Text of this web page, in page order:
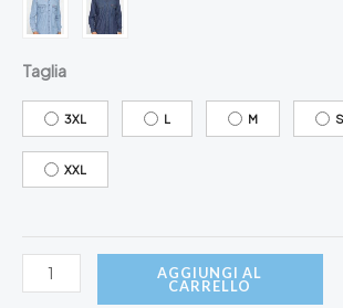
Taglia
3XL L M S
XXL
CAMICIA
MODELLO
AGGIUNGI AL
CARRELLO